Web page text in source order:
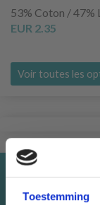
Toestemming
53% Coton / 47%
EUR 2.35
Voir toutes les